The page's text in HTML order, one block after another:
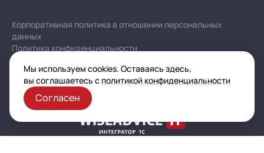
Корпоративная политика в отношении персональных
данных
Политика конфиденциальности
Публичная оферта
Карта сайта
Мы используем cookies. Оставаясь здесь,
вы соглашаетесь с политикой конфиденциальности
Согласен